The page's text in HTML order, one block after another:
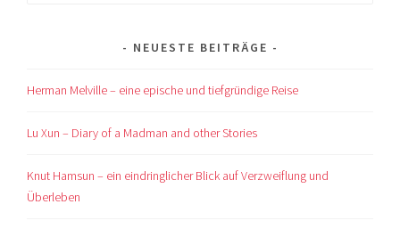
NEUESTE BEITRÄGE
Herman Melville – eine epische und tiefgründige Reise
Lu Xun – Diary of a Madman and other Stories
Knut Hamsun – ein eindringlicher Blick auf Verzweiflung und
Überleben